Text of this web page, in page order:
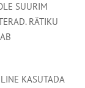
SUURIM
RÄTIKU
KASUTADA